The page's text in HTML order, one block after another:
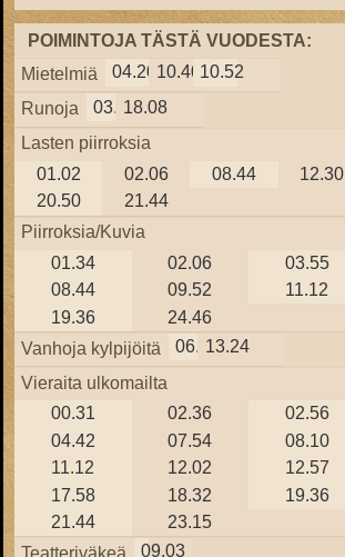
POIMINTOJA TÄSTÄ VUODESTA:
Mietelmiä
04.20 10.40 10.52
Runoja
03.4318.08
Lasten piirroksia
01.02
02.06 08.44
12.30
20.50
21.44
Piirroksia/Kuvia
01.34
02.06 03.55
08.44
09.52 11.12
19.36
24.46
Vanhoja kylpijöitä
06.3013.24
Vieraita ulkomailta
00.31
02.36 02.56
04.42
07.54 08.10
11.12
12.02 12.57
17.58
18.32 19.36
21.44
23.15
Teatteriväkeä
09.03